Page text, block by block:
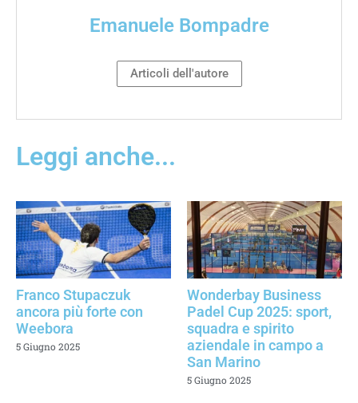
Emanuele Bompadre
Articoli dell'autore
Leggi anche...
Franco Stupaczuk
ancora più forte con
Weebora
5 Giugno 2025
Wonderbay Business
Padel Cup 2025: sport,
squadra e spirito
aziendale in campo a
San Marino
5 Giugno 2025